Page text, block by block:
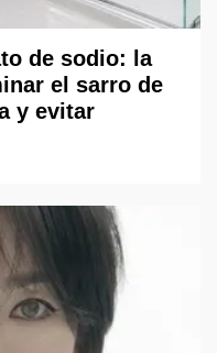
de sodio: la
el sarro de
y evitar